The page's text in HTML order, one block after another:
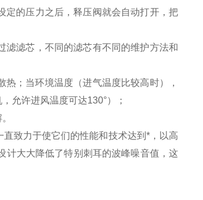
定的压力之后，释压阀就会自动打开，把
滤滤芯，不同的滤芯有不同的维护方法和
；当环境温度（进气温度比较高时），
允许进风温度可达130°）；
致力于使它们的性能和技术达到*，以高
计大大降低了特别刺耳的波峰噪音值，这